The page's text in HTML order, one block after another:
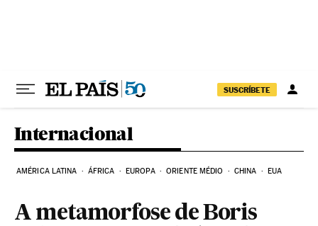
SUSCRÍBETE
Internacional
AMÉRICA LATINA ÁFRICA EUROPA ORIENTE MÉDIO CHINA EUA
A metamorfose de Boris